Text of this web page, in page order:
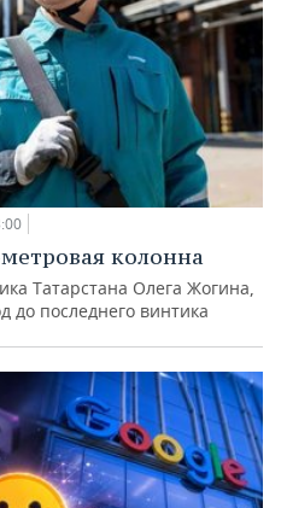
колонна
Татарстана Олега Жогина,
до последнего винтика